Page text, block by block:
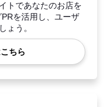
トであなたのお店を
を活用し、ユーザ
ょう。
ちら